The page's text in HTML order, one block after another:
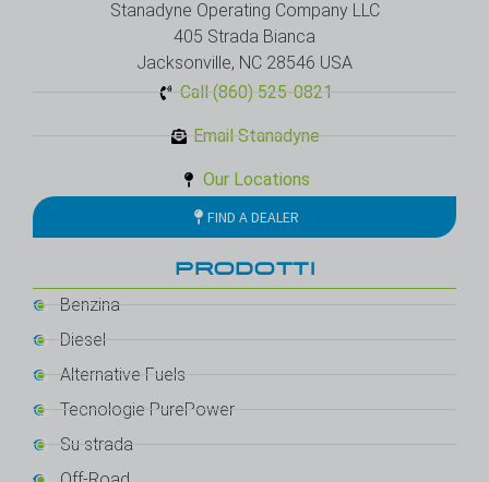
Stanadyne Operating Company LLC
405 Strada Bianca
Jacksonville, NC 28546 USA
Call (860) 525-0821
Email Stanadyne
Our Locations
FIND A DEALER
PRODOTTI
Benzina
Diesel
Alternative Fuels
Tecnologie PurePower
Su strada